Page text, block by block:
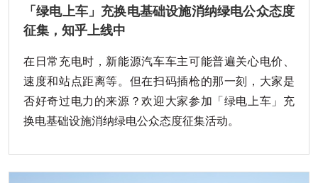
「绿电上车」充换电基础设施消纳绿电公众态度
征集，知乎上线中
在日常充电时，新能源汽车车主可能普遍关心电价、
速度和站点距离等。但在扫码插枪的那一刻，大家是
否好奇过电力的来源？欢迎大家参加「绿电上车」充
换电基础设施消纳绿电公众态度征集活动。